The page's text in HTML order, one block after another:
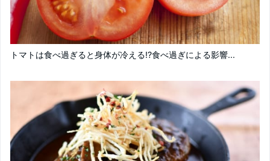
トマトは食べ過ぎると身体が冷える!?食べ過ぎによる影響...